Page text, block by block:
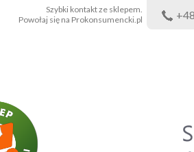
Szybki kontakt ze sklepem.
Powołaj się na Prokonsumencki.pl